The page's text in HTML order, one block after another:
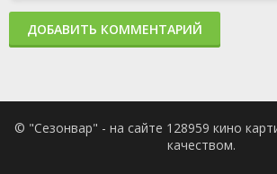
ДОБАВИТЬ КОММЕНТАРИЙ
© "Сезонвар" - на сайте 128959 кино
качеством.